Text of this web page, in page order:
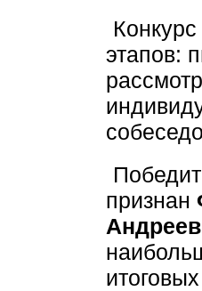
этапов:
признан